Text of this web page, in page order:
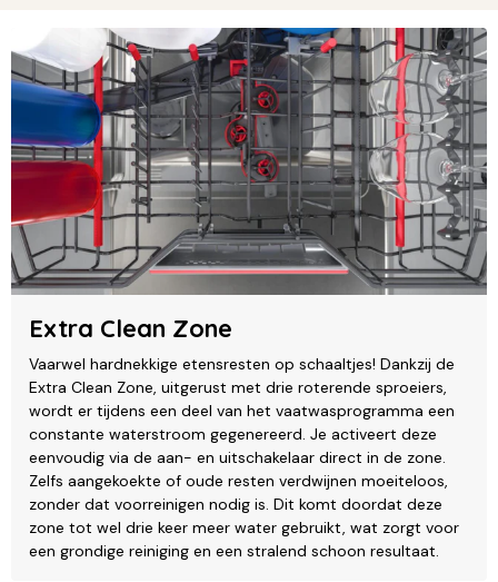
Extra Clean Zone
Vaarwel hardnekkige etensresten op schaaltjes! Dankzij de
Extra Clean Zone, uitgerust met drie roterende sproeiers,
wordt er tijdens een deel van het vaatwasprogramma een
constante waterstroom gegenereerd. Je activeert deze
eenvoudig via de aan- en uitschakelaar direct in de zone.
Zelfs aangekoekte of oude resten verdwijnen moeiteloos,
zonder dat voorreinigen nodig is. Dit komt doordat deze
zone tot wel drie keer meer water gebruikt, wat zorgt voor
een grondige reiniging en een stralend schoon resultaat.